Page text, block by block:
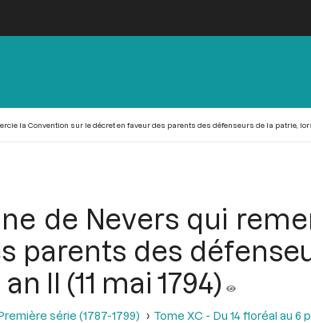
la Convention sur le décret en faveur des parents des défenseurs de la patrie, lors
de Nevers qui
parents des
II (11 mai 1794)
série (1787-1799)
Tome XC - Du 14 floréal au 6